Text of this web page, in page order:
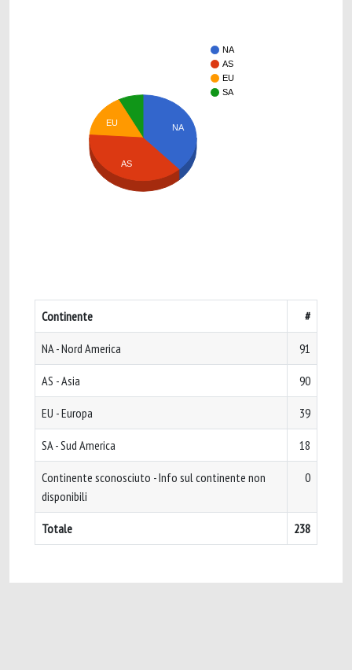
NA
AS
EU
SA
NA
EU
AS
Continente #
NA - Nord America 91
AS - Asia 90
EU - Europa 39
SA - Sud America 18
Continente sconosciuto - Info sul continente non
disponibili
0
Totale 238